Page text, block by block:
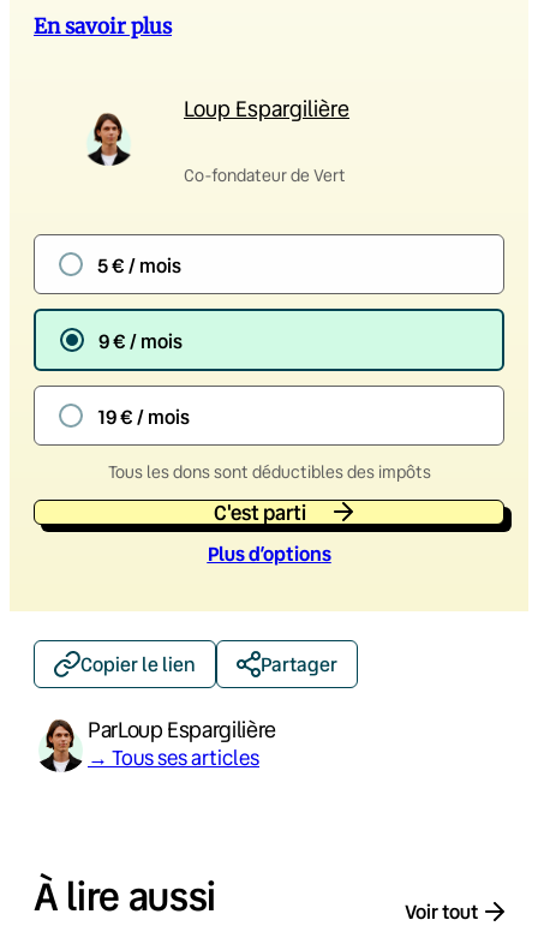
En savoir plus
Loup Espargilière
Co-fondateur de Vert
5 € / mois
9 € / mois
19 € / mois
Tous les dons sont déductibles des impôts
C'est parti
Plus d’options
Copier le lien Partager
ParLoup Espargilière
→ Tous ses articles
À lire aussi Voir tout